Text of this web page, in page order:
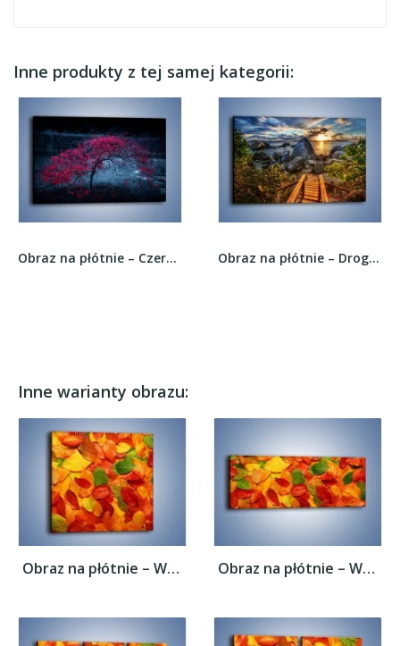
Inne produkty z tej samej kategorii:
Obraz na płótnie – Czerwone płaczące drzewo –... Obraz na płótnie – Droga bez wylotu –...
Inne warianty obrazu:
Obraz na płótnie – Wszystkie kolory... Obraz na płótnie – Wszystkie kolory...